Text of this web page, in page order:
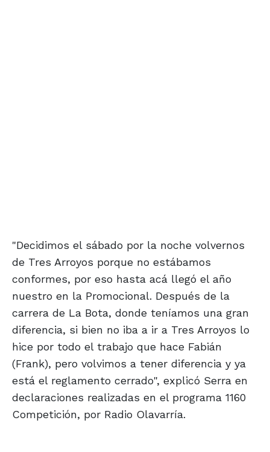
"Decidimos el sábado por la noche volvernos
de Tres Arroyos porque no estábamos
conformes, por eso hasta acá llegó el año
nuestro en la Promocional. Después de la
carrera de La Bota, donde teníamos una gran
diferencia, si bien no iba a ir a Tres Arroyos lo
hice por todo el trabajo que hace Fabián
(Frank), pero volvimos a tener diferencia y ya
está el reglamento cerrado", explicó Serra en
declaraciones realizadas en el programa 1160
Competición, por Radio Olavarría.